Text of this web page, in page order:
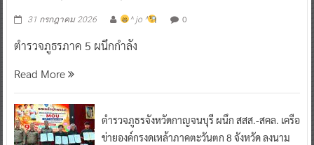
31 กรกฎาคม 2026 ^ jo ^ 0
ตำรวจภูธรภาค 5 ผนึกกำลัง
Read More
ตำรวจภูธรจังหวัดกาญจนบุรี ผนึก สสส.-สคล. เครือ
ข่ายองค์กรงดเหล้าภาคตะวันตก 8 จังหวัด ลงนาม